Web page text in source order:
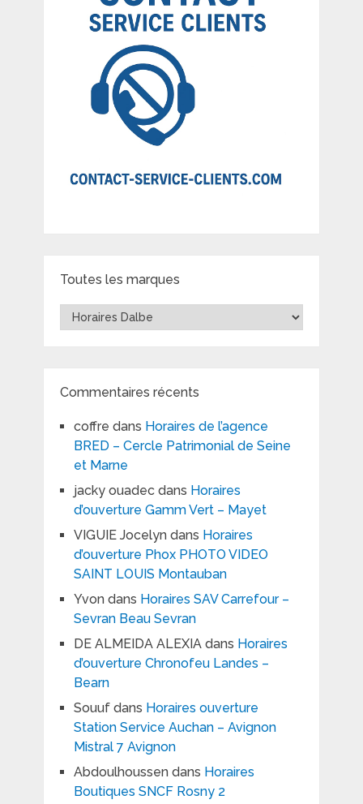
Toutes les marques
Toutes
les
Commentaires récents
coffre dans Horaires de l’agence
BRED – Cercle Patrimonial de Seine
et Marne
jacky ouadecdans Horaires
d’ouverture Gamm Vert – Mayet
VIGUIE Jocelyndans Horaires
d’ouverture Phox PHOTO VIDEO
SAINT LOUIS Montauban
Yvondans Horaires SAV Carrefour –
Sevran Beau Sevran
DE ALMEIDA ALEXIAdans Horaires
d’ouverture Chronofeu Landes –
Bearn
Souufdans Horaires ouverture
Station Service Auchan – Avignon
Mistral 7 Avignon
Abdoulhoussendans Horaires
Boutiques SNCF Rosny 2